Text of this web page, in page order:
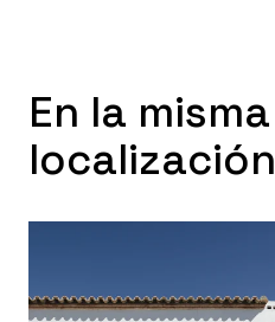
En la misma
localización